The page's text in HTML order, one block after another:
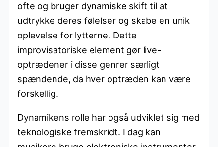
ofte og bruger dynamiske skift til at
udtrykke deres følelser og skabe en unik
oplevelse for lytterne. Dette
improvisatoriske element gør live-
optrædener i disse genrer særligt
spændende, da hver optræden kan være
forskellig.
Dynamikens rolle har også udviklet sig med
teknologiske fremskridt. I dag kan